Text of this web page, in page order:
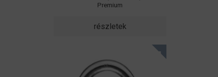
Premium
részletek